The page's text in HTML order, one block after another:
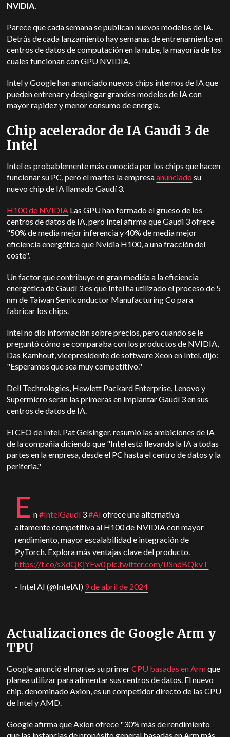
NVIDIA.
Parece que cada semana se publican nuevos modelos de IA.
Detrás de cada lanzamiento hay semanas de entrenamiento en
centros de datos de computación en la nube, la mayoría de los
cuales funcionan con GPU NVIDIA.
Intel y Google han anunciado nuevos chips internos de IA que
pueden entrenar y desplegar grandes modelos de IA con
mayor rapidez y menor consumo de energía.
Chip acelerador de IA Gaudi 3 de
Intel
Intel es probablemente más conocida por los chips que hacen
funcionar su PC, pero el martes la empresaanunciado su
nuevo chip de IA llamado Gaudí 3.
H100 de NVIDIA Las GPU han formado el grueso de los
centros de datos de IA, pero Intel afirma que Gaudi 3 ofrece
"50% de media mejor inferencia y 40% de media mejor
eficiencia energética que Nvidia H100, a una fracción del
coste".
Un factor que contribuye en gran medida a la eficiencia
energética de Gaudí 3 es que Intel ha utilizado el proceso de 5
nm de Taiwan Semiconductor Manufacturing Co para
fabricar los chips.
Intel no dio información sobre precios, pero cuando se le
preguntó cómo se comparaba con los productos de NVIDIA,
Das Kamhout, vicepresidente de software Xeon en Intel, dijo:
"Esperamos que sea muy competitivo."
Dell Technologies, Hewlett Packard Enterprise, Lenovo y
Supermicro serán las primeras en implantar Gaudí 3 en sus
centros de datos de IA.
El CEO de Intel, Pat Gelsinger, resumió las ambiciones de IA
de la compañía diciendo que "Intel está llevando la IA a todas
partes en la empresa, desde el PC hasta el centro de datos y la
periferia."
E n#IntelGaudí3#AI ofrece una alternativa
altamente competitiva al H100 de NVIDIA con mayor
rendimiento, mayor escalabilidad e integración de
PyTorch. Explora más ventajas clave del producto.
https://t.co/sXdQKjYFw0pic.twitter.com/iJSndBQkvT
- Intel AI (@IntelAI) 9 de abril de 2024
Actualizaciones de Google Arm y
TPU
Google anunció el martes su primerCPU basadas en Armque
planea utilizar para alimentar sus centros de datos. El nuevo
chip, denominado Axion, es un competidor directo de las CPU
de Intel y AMD.
Google afirma que Axion ofrece "30% más de rendimiento